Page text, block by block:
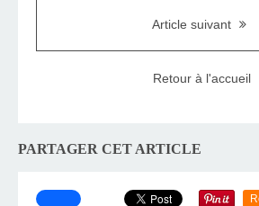
Article suivant
Retour à l'accueil
PARTAGER CET ARTICLE